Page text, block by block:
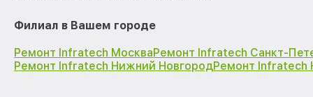
Филиал в Вашем городе
Ремонт Infratech МоскваРемонт Infratech Санкт-
Ремонт Infratech Нижний НовгородРемонт Infratech